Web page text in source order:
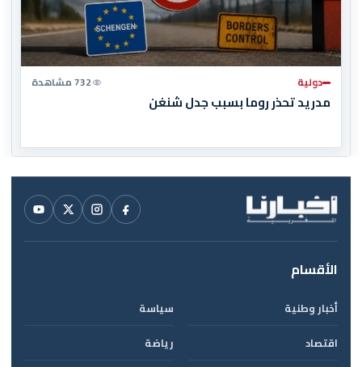
دولية 732 مشاهدة
مدريد تحذر روما بسبب جدل شنغن
الأقسام
أخبار وطنية
سياسة
اقتصاد
رياضة